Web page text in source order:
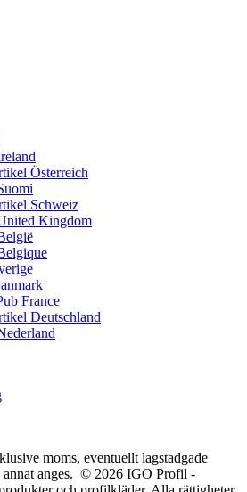
Österreich
Schweiz
Kingdom
France
Deutschland
moms, eventuellt lagstadgade
annat anges. © 2026 IGO Profil -